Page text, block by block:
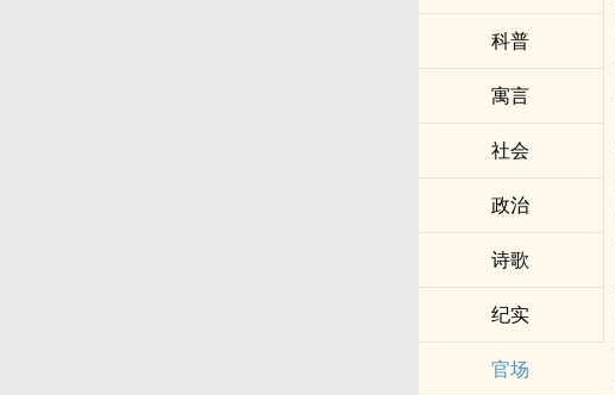
科普
寓言
社会
政治
诗歌
纪实
官场